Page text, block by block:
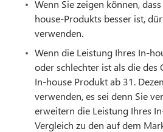
Wenn Sie zeigen können,
house-Produkts besser ist,
verwenden.
Wenn die Leistung Ihres In-
oder schlechter ist als die des
In-house Produkt ab 31.
verwenden, es sei denn Sie
erweitern die Leistung Ihres
Vergleich zu den auf dem